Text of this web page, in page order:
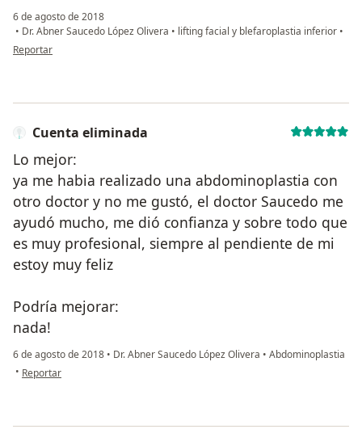
6 de agosto de 2018
• Dr. Abner Saucedo López Olivera • lifting facial y blefaroplastia inferior •
en opinión del usuario Cuenta eliminada
Reportar
Cuenta eliminada
Lo mejor:
ya me habia realizado una abdominoplastia con
otro doctor y no me gustó, el doctor Saucedo me
ayudó mucho, me dió confianza y sobre todo que
es muy profesional, siempre al pendiente de mi
estoy muy feliz
Podría mejorar:
nada!
6 de agosto de 2018 • Dr. Abner Saucedo López Olivera • Abdominoplastia
• en opinión del usuario Cuenta eliminada
Reportar